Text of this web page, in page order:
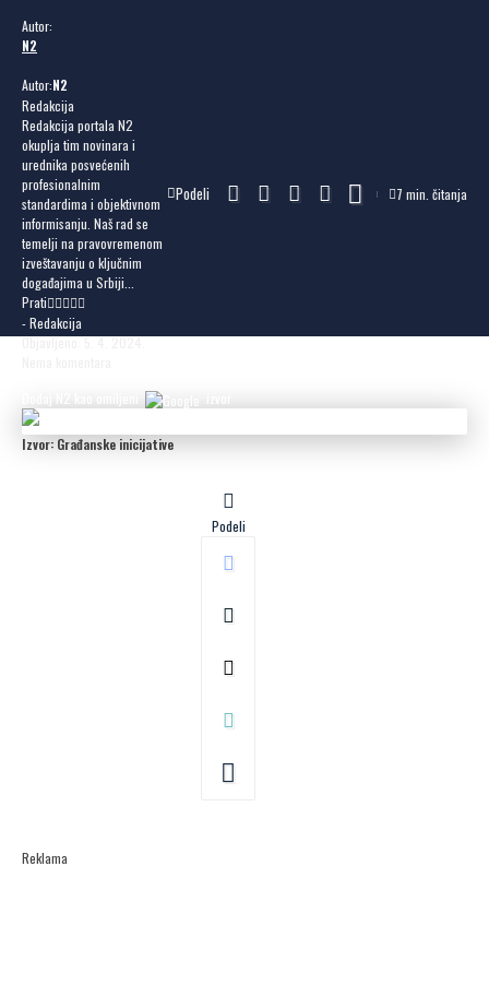
Autor:
N2
Autor:N2
Redakcija
Redakcija portala N2
okuplja tim novinara i
urednika posvećenih
profesionalnim
standardima i objektivnom
informisanju. Naš rad se
temelji na pravovremenom
izveštavanju o ključnim
događajima u Srbiji...
Prati
- Redakcija
Objavljeno: 5. 4. 2024.
Podeli 7 min. čitanja
Izvor: Građanske inicijative
Podeli
Reklama